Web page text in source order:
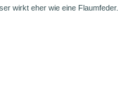
wirkt eher wie eine Flaumfeder.